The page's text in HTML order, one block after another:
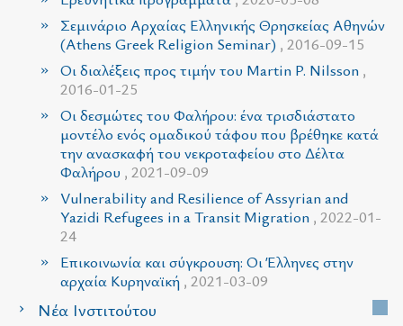
Σεμινάριο Αρχαίας Ελληνικής Θρησκείας Αθηνών
(Athens Greek Religion Seminar) , 2016-09-15
Οι διαλέξεις προς τιμήν του Martin P. Nilsson ,
2016-01-25
Οι δεσμώτες του Φαλήρου: ένα τρισδιάστατο
μοντέλο ενός ομαδικού τάφου που βρέθηκε κατά
την ανασκαφή του νεκροταφείου στο Δέλτα
Φαλήρου , 2021-09-09
Vulnerability and Resilience of Assyrian and
Yazidi Refugees in a Transit Migration , 2022-01-
24
Επικοινωνία και σύγκρουση: Οι Έλληνες στην
αρχαία Κυρηναϊκή , 2021-03-09
Νέα Ινστιτούτου